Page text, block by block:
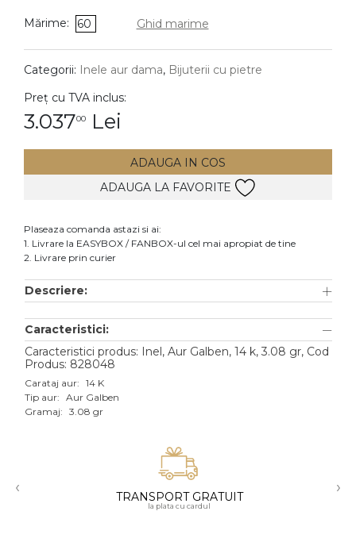
Pandantive
DIAMANTE Vezi toate
Cercei
Accesorii
Aur alb
Aur roz
Aur mixt
18K
Mărime: 60 Ghid marime
Categorii: Inele aur dama, Bijuterii cu pietre
Preț cu TVA inclus:
3.03700 Lei
ADAUGA IN COS
ADAUGA LA FAVORITE
Plaseaza comanda astazi si ai:
1. Livrare la EASYBOX / FANBOX-ul cel mai apropiat de tine
2. Livrare prin curier
Descriere:
Caracteristici:
Caracteristici produs: Inel, Aur Galben, 14 k, 3.08 gr, Cod
Produs: 828048
Carataj aur: 14 K
Tip aur: Aur Galben
Gramaj: 3.08 gr
‹ TRANSPORT GRATUIT
la plata cu cardul
›